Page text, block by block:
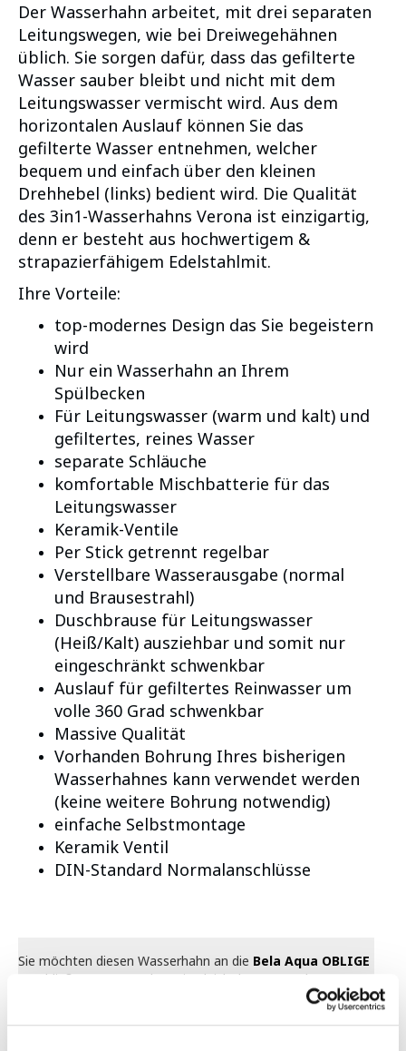
Der Wasserhahn arbeitet, mit drei separaten
Leitungswegen, wie bei Dreiwegehähnen
üblich. Sie sorgen dafür, dass das gefilterte
Wasser sauber bleibt und nicht mit dem
Leitungswasser vermischt wird. Aus dem
horizontalen Auslauf können Sie das
gefilterte Wasser entnehmen, welcher
bequem und einfach über den kleinen
Drehhebel (links) bedient wird. Die Qualität
des 3in1-Wasserhahns Verona ist einzigartig,
denn er besteht aus hochwertigem &
strapazierfähigem Edelstahlmit.
Ihre Vorteile:
top-modernes Design das Sie begeistern
wird
Nur ein Wasserhahn an Ihrem
Spülbecken
Für Leitungswasser (warm und kalt) und
gefiltertes, reines Wasser
separate Schläuche
komfortable Mischbatterie für das
Leitungswasser
Keramik-Ventile
Per Stick getrennt regelbar
Verstellbare Wasserausgabe (normal
und Brausestrahl)
Duschbrause für Leitungswasser
(Heiß/Kalt) ausziehbar und somit nur
eingeschränkt schwenkbar
Auslauf für gefiltertes Reinwasser um
volle 360 Grad schwenkbar
Massive Qualität
Vorhanden Bohrung Ihres bisherigen
Wasserhahnes kann verwendet werden
(keine weitere Bohrung notwendig)
einfache Selbstmontage
Keramik Ventil
DIN-Standard Normalanschlüsse
Sie möchten diesen Wasserhahn an die Bela Aqua OBLIGE
anschließen? Dann ordern Sie gleich den passenden